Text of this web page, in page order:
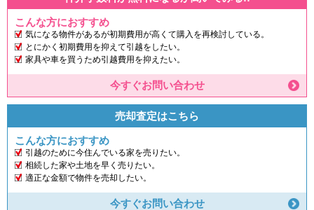
こんな方におすすめ
気になる物件があるが初期費用が高くて購入を再検討している。
とにかく初期費用を抑えて引越をしたい。
家具や車を買うため引越費用を抑えたい。
今すぐお問い合わせ
売却査定はこちら
こんな方におすすめ
引越のために今住んでいる家を売りたい。
相続した家や土地を早く売りたい。
適正な金額で物件を売却したい。
今すぐお問い合わせ